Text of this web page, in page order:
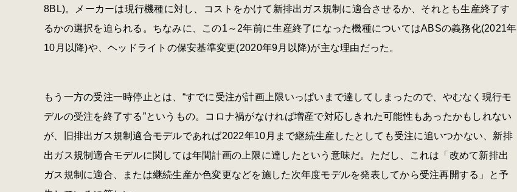
8BL)。メーカーは現行機種に対し、コストをかけて新排出ガス規制に適合させるか、それとも生産終了す
るかの選択を迫られる。ちなみに、この1～2年前に生産終了になった機種についてはABSの義務化(2021年
10月以降)や、ヘッドライトの保安基準変更(2020年9月以降)が主な理由だった。
もう一方の受注一時停止とは、“すでに受注が計画上限いっぱいまで達してしまったので、やむなく現行モ
デルの受注を終了する”というもの。コロナ禍がなければ増産で対応しきれた可能性もあったかもしれない
が、旧排出ガス規制適合モデルであれば2022年10月まで継続生産したとしても受注に追いつかない、新排
出ガス規制適合モデルに関しては年間計画の上限に達したという意味だ。ただし、これは「改めて新排出
ガス規制に適合、または継続生産か色変更などを施した次年度モデルを発表してから受注再開する」と予